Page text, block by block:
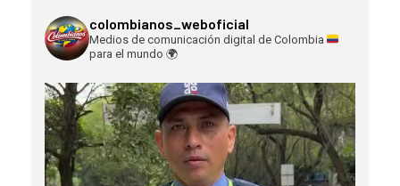
colombianos_weboficial
Medios de comunicación digital de Colombia
para el mundo 🌍